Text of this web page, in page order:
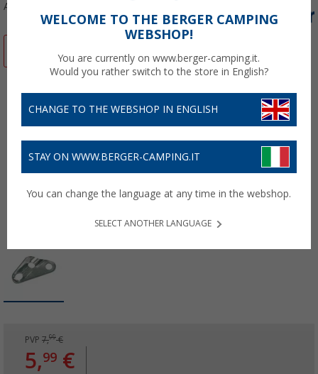
Articolo n: 401650
PVP 7,99€
5,99 €
WELCOME TO THE BERGER CAMPING
WEBSHOP!
You are currently on www.berger-camping.it.
Would you rather switch to the store in English?
CHANGE TO THE WEBSHOP IN ENGLISH
STAY ON WWW.BERGER-CAMPING.IT
You can change the language at any time in the webshop.
SELECT ANOTHER LANGUAGE